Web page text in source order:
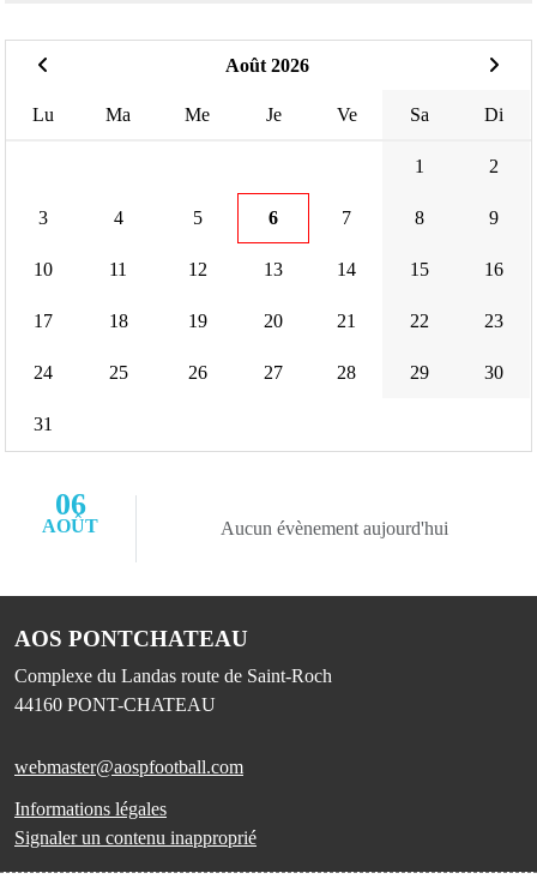
Août 2026
Lu Ma Me Je Ve Sa Di
1 2
3 4 5 6 7 8 9
10 11 12 13 14 15 16
17 18 19 20 21 22 23
24 25 26 27 28 29 30
31
06
AOÛT Aucun évènement aujourd'hui
AOS PONTCHATEAU
Complexe du Landas route de Saint-Roch
44160 PONT-CHATEAU
webmaster@aospfootball.com
Informations légales
Signaler un contenu inapproprié